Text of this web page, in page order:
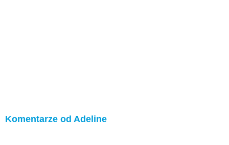
Komentarze od Adeline